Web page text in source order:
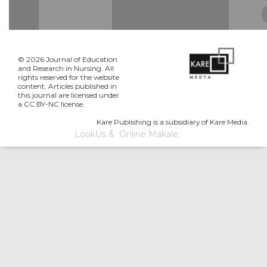
© 2026 Journal of Education
and Research in Nursing. All
rights reserved for the website
content. Articles published in
this journal are licensed under
a CC BY-NC license.
Kare Publishing is a subsidiary of Kare Media.
LookUs& Online Makale